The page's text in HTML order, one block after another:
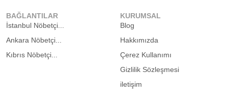
BAĞLANTILAR
İstanbul Nöbetçi...
Ankara Nöbetçi...
Kıbrıs Nöbetçi...
KURUMSAL
Blog
Hakkımızda
Çerez Kullanımı
Gizlilik Sözleşmesi
iletişim